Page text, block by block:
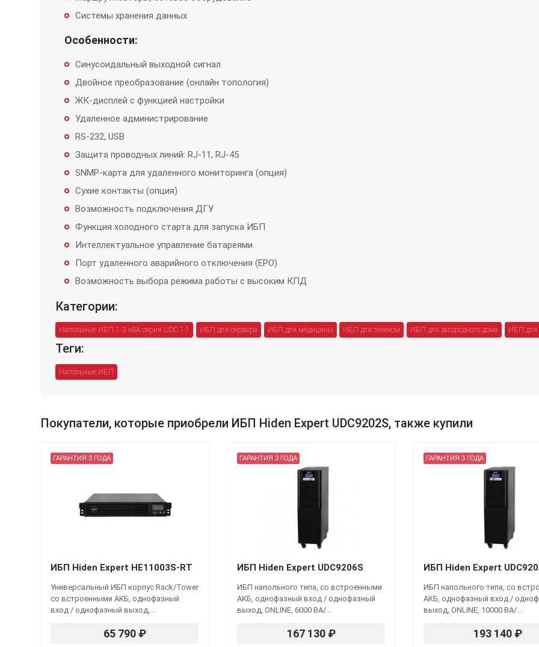
Системы хранения данных
Особенности:
Синусоидальный выходной сигнал
Двойное преобразование (онлайн топология)
ЖК-дисплей с функцией настройки
Удаленное администрирование
RS-232, USB
Защита проводных линий: RJ-11, RJ-45
SNMP-карта для удаленного мониторинга (опция)
Сухие контакты (опция)
Возможность подключения ДГУ
Функция холодного старта для запуска ИБП
Интеллектуальное управление батареями
Порт удаленного аварийного отключения (EPO)
Возможность выбора режима работы с высоким КПД
Категории:
Напольные ИБП 1-3 кВА серия UDC 1:1 ИБП для сервера ИБП для медицины ИБП для телеком ИБП для загородного дома ИБП для
Теги:
Напольные ИБП
Покупатели, которые приобрели ИБП Hiden Expert UDC9202S, также купили
ИБП Hiden Expert HE11003S-RT
Универсальный ИБП корпус Rack/Tower
со встроенными АКБ, однофазный
вход / однофазный выход,...
65 790 ₽
ГАРАНТИЯ 3 ГОДА
ИБП Hiden Expert UDC9206S
ИБП напольного типа, со встроенными
АКБ, однофазный вход / однофазный
выход, ONLINE, 6000 ВА/...
167 130 ₽
ГАРАНТИЯ 3 ГОДА
ИБП Hiden Expert
ИБП напольного типа, со
АКБ, однофазный вход /
выход, ONLINE, 10000 ВА/...
193 140 ₽
ГАРАНТИЯ 3 ГОДА